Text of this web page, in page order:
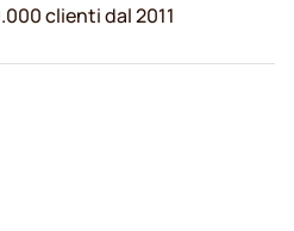
clienti dal 2011